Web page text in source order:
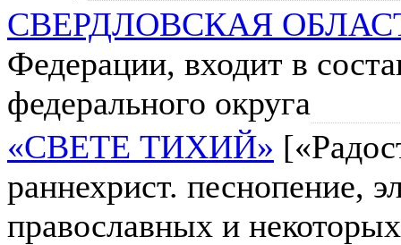
СВЕРДЛОВСКАЯ
Федерации, входит в
федерального округа
«СВЕТЕ ТИХИЙ»
раннехрист. песнопение,
православных и